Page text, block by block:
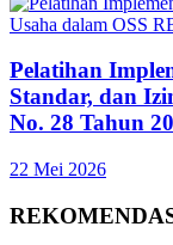
Pelatihan
Standar, dan
No. 28 Tahun
22 Mei 2026